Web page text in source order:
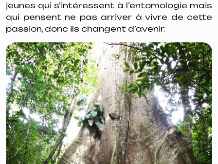
jeunes qui s’intéressent à l’entomologie mais
qui pensent ne pas arriver à vivre de cette
passion, donc ils changent d’avenir.